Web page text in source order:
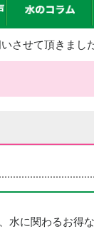
させて頂きました
水に関わるお得